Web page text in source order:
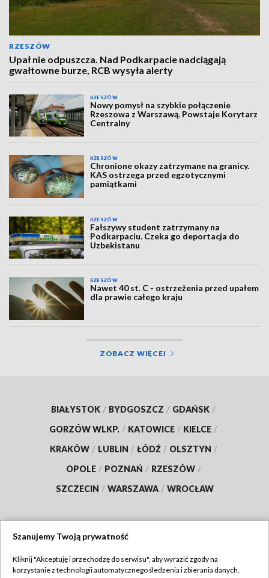
RZESZÓW
Upał nie odpuszcza. Nad Podkarpacie nadciągają
gwałtowne burze, RCB wysyła alerty
RZESZÓW
Nowy pomysł na szybkie połączenie
Rzeszowa z Warszawą. Powstaje Korytarz
Centralny
RZESZÓW
Chronione okazy zatrzymane na granicy.
KAS ostrzega przed egzotycznymi
pamiątkami
RZESZÓW
Fałszywy student zatrzymany na
Podkarpaciu. Czeka go deportacja do
Uzbekistanu
RZESZÓW
Nawet 40 st. C - ostrzeżenia przed upałem
dla prawie całego kraju
ZOBACZ WIĘCEJ
BIAŁYSTOK / BYDGOSZCZ / GDAŃSK /
GORZÓW WLKP. / KATOWICE / KIELCE /
KRAKÓW / LUBLIN / ŁÓDŹ / OLSZTYN /
OPOLE / POZNAŃ / RZESZÓW /
SZCZECIN / WARSZAWA / WROCŁAW
TVP
Szanujemy Twoją prywatność
Kliknij "Akceptuję i przechodzę do serwisu", aby wyrazić zgody na
korzystanie z technologii automatycznego śledzenia i zbierania danych,